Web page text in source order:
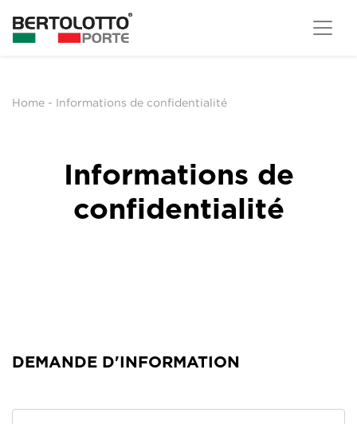
Home - Informations de confidentialité
Informations de
confidentialité
DEMANDE D'INFORMATION